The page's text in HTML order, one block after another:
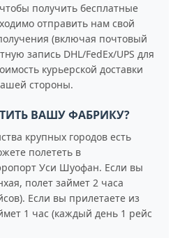
получить бесплатные
отправить нам свой
(включая почтовый
запись DHL/FedEx/UPS для
курьерской доставки
стороны.
ВАШУ ФАБРИКУ?
крупных городов есть
полететь в
Уси Шуофан. Если вы
полет займет 2 часа
Если вы прилетаете из
1 час (каждый день 1 рейс